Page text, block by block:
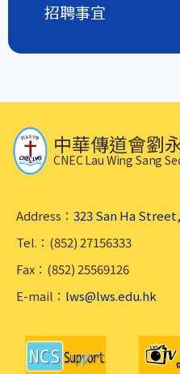
招聘事宜
中華傳道會劉
CNEC Lau Wing Sang
Address： 323 San Ha
Tel.：(852) 27156333
Fax：(852) 25569126
E-mail： lws@lws.edu.hk